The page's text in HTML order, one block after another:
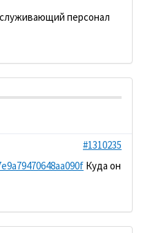
персонал
#1310235
Куда он